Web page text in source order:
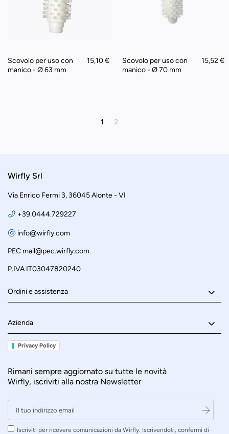
Scovolo per uso con
manico - Ø 63 mm
15,10 €
Scovolo per uso con
manico - Ø 70 mm
15,52 €
1 2
Wirfly Srl
Via Enrico Fermi 3, 36045 Alonte - VI
+39.0444.729227
info@wirfly.com
PEC mail@pec.wirfly.com
P.IVA IT03047820240
Ordini e assistenza
Azienda
Privacy Policy
Rimani sempre aggiornato su tutte le novità
Wirfly, iscriviti alla nostra Newsletter
Iscriviti per ricevere comunicazioni da Wirfly. Iscrivendoti, confermi di